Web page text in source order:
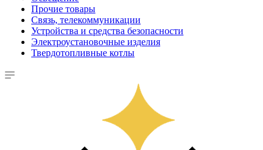
Прочие товары
Связь, телекоммуникации
Устройства и средства безопасности
Электроустановочные изделия
Твердотопливные котлы